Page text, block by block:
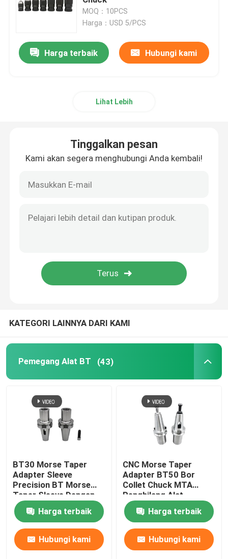
Pemegang Alat NT
Pemegang Alat CATE
Kunci kunci
Kancing Tarik CNC
Pusat Berputar
Menjepit Kacang
MOQ：10PCS
Harga：USD 5/PCS
Harga terbaik Hubungi kami
Lihat Lebih
Tinggalkan pesan
Kami akan segera menghubungi Anda kembali!
KATEGORI LAINNYA DARI KAMI
Pemegang Alat BT (43)
BT30 Morse Taper
Adapter Sleeve
Precision BT Morse
Taper Sleeve Dengan
Tang
Harga terbaik
Hubungi kami
CNC Morse Taper
Adapter BT50 Bor
Collet Chuck MTA
Penghilang Alat
Pemegang
Harga terbaik
Hubungi kami